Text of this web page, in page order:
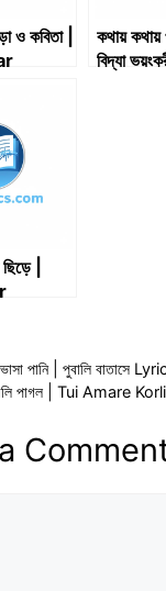
ও কবিতা |
কথায় কথায়
বিদ্যা
|
ভাসা পানি | পুবালি
পাগল | Tui Amare